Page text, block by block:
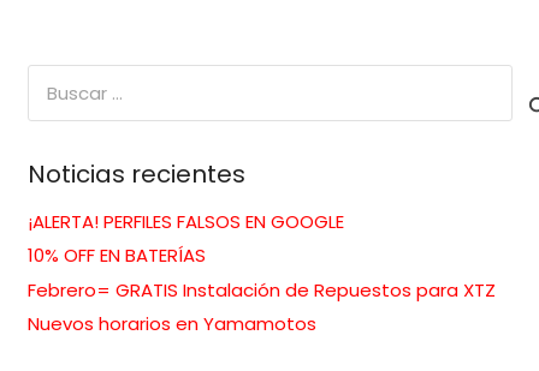
Noticias recientes
¡ALERTA! PERFILES FALSOS EN GOOGLE
10% OFF EN BATERÍAS
Febrero= GRATIS Instalación de Repuestos para XTZ
Nuevos horarios en Yamamotos